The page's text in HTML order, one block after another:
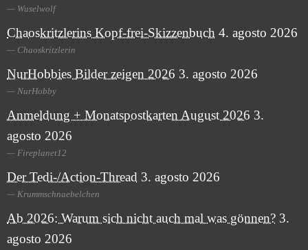
Wuselwolf
Chaoskritzlerins Kopf-frei-Skizzenbuch 4. agosto 2026
Chaoskritzlerin
NurHobbies Bilder zeigen 2026 3. agosto 2026
NurHobby
Anmeldung + Monatspostkarten August 2026 3.
agosto 2026
Fireplanet12
Der Tedi-/Action-Thread 3. agosto 2026
Krummschnaebelchen
Ab 2026: Warum sich nicht auch mal was gönnen? 3.
agosto 2026